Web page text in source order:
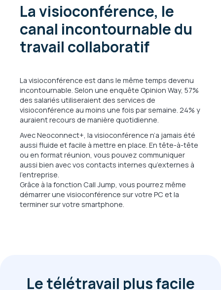
La visioconférence, le
canal incontournable du
travail collaboratif
La visioconférence est dans le même temps devenu
incontournable. Selon une enquête Opinion Way, 57%
des salariés utiliseraient des services de
visioconférence au moins une fois par semaine. 24% y
auraient recours de manière quotidienne.
Avec Neoconnect+, la visioconférence n’a jamais été
aussi fluide et facile à mettre en place. En tête-à-tête
ou en format réunion, vous pouvez communiquer
aussi bien avec vos contacts internes qu’externes à
l’entreprise.
Grâce à la fonction Call Jump, vous pourrez même
démarrer une visioconférence sur votre PC et la
terminer sur votre smartphone.
Le télétravail plus facile